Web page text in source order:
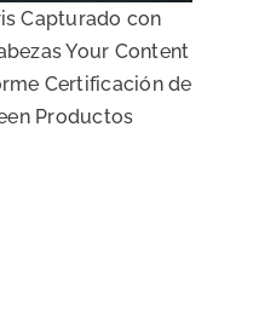
Capturado con
Your Content
Certificación de
Productos